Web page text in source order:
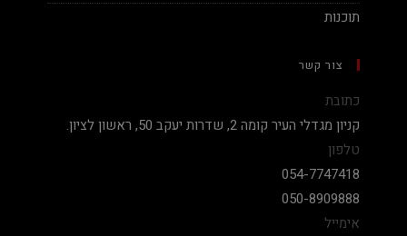
תוכנות
צור קשר
כתובת
קניון מגדלי העיר קומה 2, שדרות יעקב 50, ראשון לציון.
טלפון
054-7747418
050-8909888
אימייל